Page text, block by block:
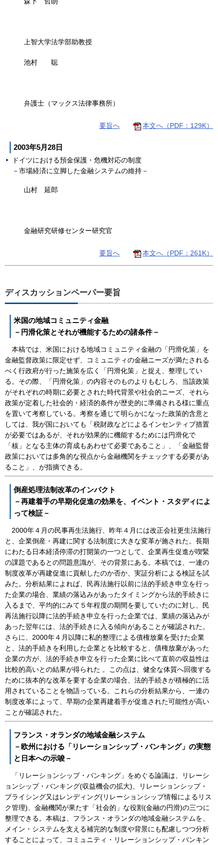
上智大学法学部助教授
池村 聡
弁護士（マックス法律事務所）
要旨へ 本文へ（PDF：129K）
2003年5月28日
ドイツにおける預金保護・危機対応の制度
－市場経済に立脚した金融システムの維持－
山村 延郎
金融研究研修センター研究官
要旨へ 本文へ（PDF：261K）
ディスカッションペーパー要旨
米国の地域コミュニティ金融
－円滑化策とそれが機能するための諸条件－
本稿では、米国における地域コミュニティ金融の「円滑化策」を
金融監督政策に限定せず、コミュニティの金融ニーズが満たされる
べく行政府が行った施策を広く「円滑化策」と捉え、整理してい
る。その際、「円滑化策」の内容そのものよりもむしろ、当該政策
がそれぞれの時期に必要とされた時代背景や社会的ニーズ、それら
政策が定着した社会的・経済的条件が歴史的に準備される様に重点
を置いて考察している。考察を通じて明らかになった政策的含意と
しては、我が国においても「税財政などによるインセンティブ措置
が必要ではあるが、それが効果的に機能するためには円滑化で
「核」となる主体の育成もあわせて必要であること」、「金融監督
政策においては多角的な視点から金融機関をチェックする必要があ
ること」、が指摘できる。
倒産処理法制改革のインパクト
－再建着手の早期化促進の効果を、イベント・スタディによ
って検証－
2000年４月の民事再生法施行、昨年４月には改正会社更生法施行
と、企業倒産・再建に関する法制度に大きな変革が施された。長期
にわたる日本経済停滞の打開策の一つとして、企業再生促進が喫緊
の課題であるとの問題意識が、その背景にある。本稿では、一連の
制度改革が再建促進に貢献したのか否か、実証分析による検証を試
みた。分析結果によれば、民再法施行以前に法的手続き申立を行っ
た企業の場合、業績の落込みがあったタイミングから法的手続きに
入るまで、平均的にみて５年程度の期間を要していたのに対し、民
再法施行以降に法的手続き申立を行った企業では、業績の落込みが
あった翌年には、法的手続きに入る傾向があることが確認された。
さらに、2000年４月以降に私的整理による債権放棄を受けた企業
と、法的手続きを利用した企業とを比較すると、債権放棄があった
企業の方が、法的手続き申立を行った企業に比べて直前の収益性は
比較的高いとの結果が得られた 。この点は、健全な体質へ回復する
ために抜本的な改革を要する企業の場合、法的手続きが積極的に活
用されていることを物語っている。これらの分析結果から、一連の
制度改革によって、早期の企業再建着手が促進された可能性が高い
ことが確認された。
フランス・オランダの地域金融システム
－欧州における「リレーションシップ・バンキング」の実態
と日本への示唆－
「リレーションシップ・バンキング」をめぐる論議は、リレーシ
ョンシップ・バンキング(収益機会の拡大)、リレーションシップ・
プライシング又はレンディング(リレーションシップ情報によるリス
ク管理)、金融機関が果たす「社会的」な役割(金融の円滑)の三つに
整理できる。本稿は、フランス・オランダの地域金融システムを、
メイン・システムを支える補完的な制度や背景にも配慮しつつ分析
することによって、コミュニティ・リレーションシップ・バンキン